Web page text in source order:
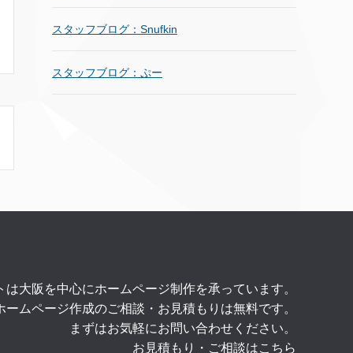
スタッフブログ：Snufkin
スタッフブログ：ぷー
は大阪を中心にホームページ制作を承っています。
ームページ作成のご相談・お見積もりは無料です。
まずはお気軽にお問い合わせください。
お見積もり・ご相談はこちら